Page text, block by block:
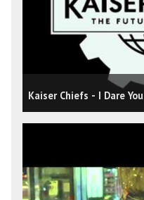
Kaiser Chiefs - I Dare You